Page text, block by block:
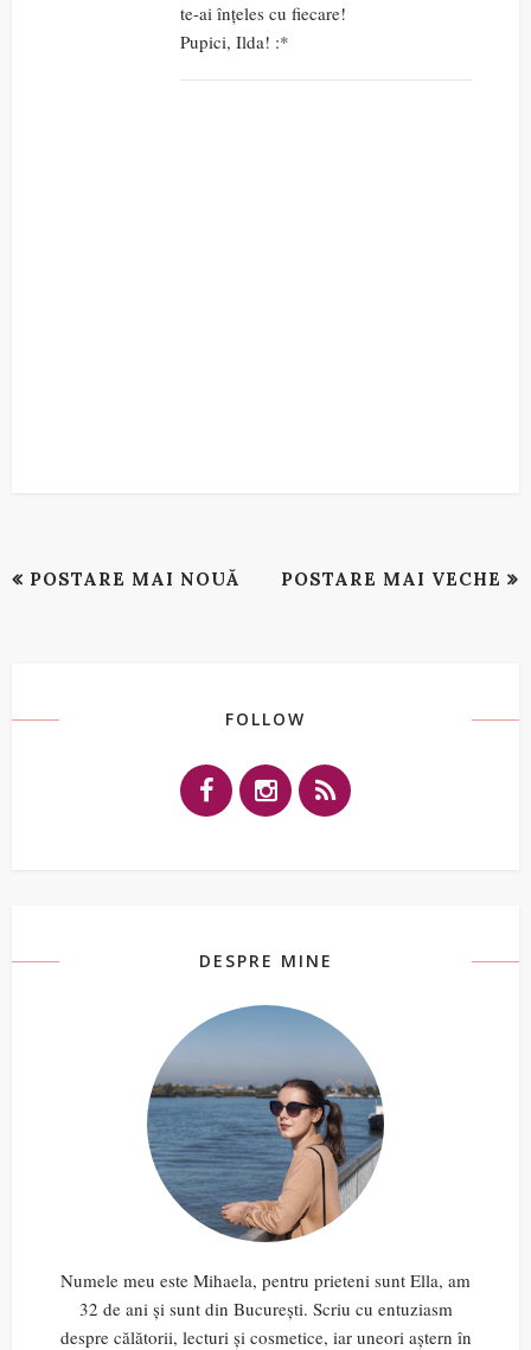
te-ai înțeles cu fiecare!
Pupici, Ilda! :*
POSTARE MAI NOUĂ POSTARE MAI VECHE
FOLLOW
DESPRE MINE
Numele meu este Mihaela, pentru prieteni sunt Ella, am
32 de ani și sunt din București. Scriu cu entuziasm
despre călătorii, lecturi și cosmetice, iar uneori aștern în